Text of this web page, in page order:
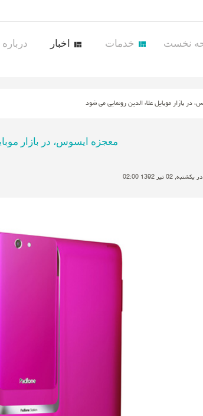
نخست خدمات اخبار درباره
در بازار موبایل علاء الدین رونمایی می شود
معجزه ایسوس، در بازار
02 تیر 1392 02:00